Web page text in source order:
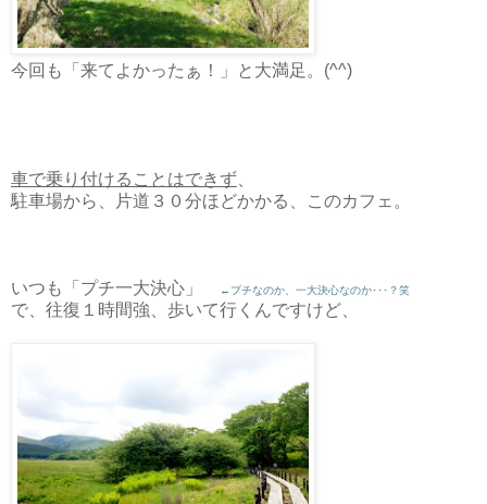
今回も「来てよかったぁ！」と大満足。(^^)
車で乗り付けることはできず
駐車場から、片道３０分ほどかかる、このカフェ。
いつも「プチ一大決心」 ←プチなのか、一大決心なのか･･･？笑
で、往復１時間強、歩いて行くんですけど、